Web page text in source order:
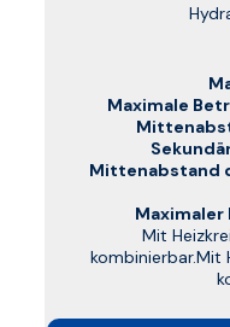
Maximale
Mittenabstand
Mit
kombinierbar.Mit